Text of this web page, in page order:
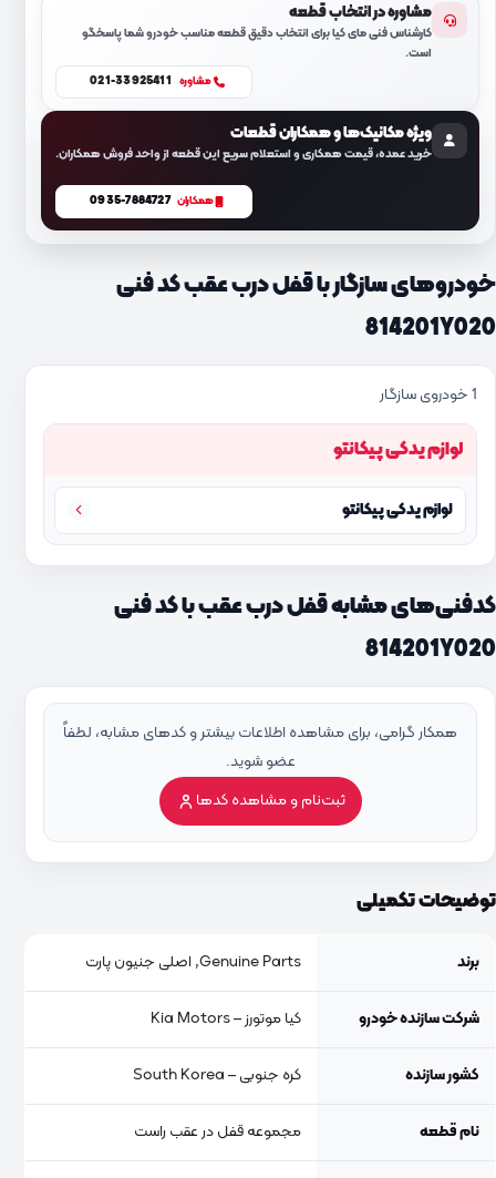
مشاوره در انتخاب قطعه
کارشناس فنی مای کیا برای انتخاب دقیق قطعه مناسب خودرو شما پاسخگو
است.
مشاوره 021-33925411
ویژه مکانیک‌ها و همکاران قطعات
خرید عمده، قیمت همکاری و استعلام سریع این قطعه از واحد فروش همکاران.
همکاران 0935-7884727
خودروهای سازگار با قفل درب عقب کد فنی
814201Y020
1 خودروی سازگار
لوازم یدکی پیکانتو
لوازم یدکی پیکانتو
کدفنی‌های مشابه قفل درب عقب با کد فنی
814201Y020
همکار گرامی، برای مشاهده اطلاعات بیشتر و کدهای مشابه، لطفاً
عضو شوید.
ثبت‌نام و مشاهده کدها
توضیحات تکمیلی
برند Genuine Parts, اصلی جنیون پارت
شرکت سازنده خودرو کیا موتورز – Kia Motors
کشور سازنده کره جنوبی – South Korea
نام قطعه مجموعه قفل در عقب راست